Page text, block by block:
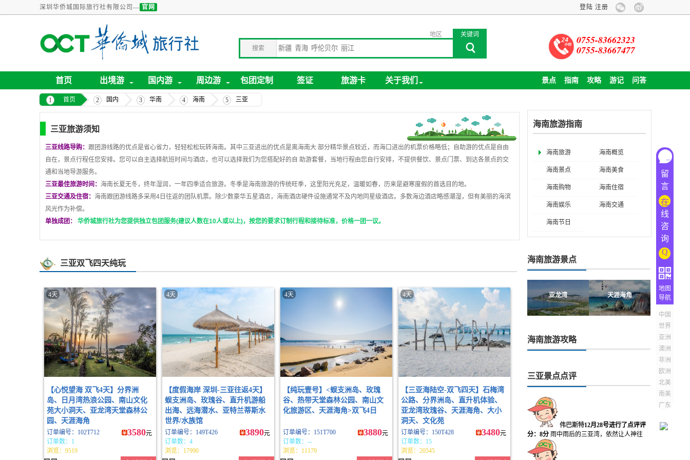
深圳华侨城国际旅行社有限公司— 官网 登陆 注册
关于旅游卡业务停办公告 企业包团旅游，全
搜索
地区 关键词
0755-83662323
0755-83667477
首页 出境游 国内游 周边游 包团定制 签证 旅游卡 关于我们 问答
游记
攻略
指南
景点
首页 国内 华南 海南 三亚
三亚旅游须知
三亚线路导购： 跟团游线路的优点是省心省力，轻轻松松玩转海南。其中三亚进出的优点是离海南大 部分精华景点较近，而海口进出的机票价格略低；自助游的优点是自由
自在，景点行程任您安排。您可以自主选择航班时间与酒店，也可以选择我们为您搭配好的自 助游套餐，当地行程由您自行安排，不提供餐饮、景点门票、到达各景点的交
通和当地导游服务。
三亚最佳旅游时间： 海南长夏无冬，终年湿润，一年四季适合旅游。冬季是海南旅游的传统旺季，这里阳光充足，温暖如春，历来是避寒度假的首选目的地。
三亚交通及住宿： 海南跟团游线路多采用4 日往返的团队机票。除少数豪华五星酒店，海南酒店硬件设施通常不及内地同星级酒店。多数海边酒店略感潮湿，但有美丽的海滨
风光作为补偿。
单独成团： 华侨城旅行社为您提供独立包团服务(建议人数在10人或以上)，按您的要求订制行程和接待标准，价格一团一议。
三亚双飞四天纯玩
4天
【心悦望海 双飞4天】分界洲
岛、日月湾热浪公园、南山文化
苑大小洞天、亚龙湾天堂森林公
园、天涯海角
订单编号：102T712
订单数：1
浏览：9519
3580元
4天
【度假海岸 深圳-三亚往返4天】
蜈支洲岛、玫瑰谷、直升机游船
出海、远海潜水、亚特兰蒂斯水
世界/水族馆
订单编号：149T426
订单数：4
浏览：17990
3890元
4天
【纯玩壹号】<蜈支洲岛、玫瑰
谷、热带天堂森林公园、南山文
化旅游区、天涯海角>双飞4日
订单编号：151T700
订单数：--
浏览：11179
3880元
4天
【三亚海陆空-双飞四天】石梅湾
公路、分界洲岛、直升机体验、
亚龙湾玫瑰谷、天涯海角、大小
洞天、文化苑
订单编号：150T428
订单数：15
浏览：20545
3480元
海南旅游指南
海南旅游 海南概览
海南景点 海南美食
海南购物 海南住宿
海南娱乐 海南交通
海南节日
海南旅游景点
亚龙湾 天涯海角
海南旅游攻略
三亚景点点评
伟巴斯特12月28号进行了点评评
分：8分 雨中雨后的三亚湾，依然让人神往
留
言
在
线
咨
询
Q
地图
导航
中国
世界
亚洲
澳洲
非洲
欧洲
北美
南美
广东